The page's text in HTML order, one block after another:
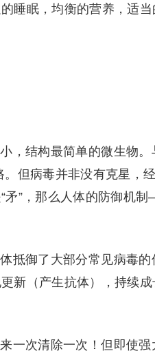
睡眠，均衡的营养，适
，结构最简单的微生物
但病毒并非没有克星，
矛”，那么人体的防御机
抵御了大部分常见病毒
新（产生抗体），持续
一次清除一次！但即使